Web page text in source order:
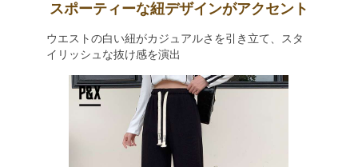
スポーティーな紐デザインがアクセント
ウエストの白い紐がカジュアルさを引き立て、スタ
イリッシュな抜け感を演出